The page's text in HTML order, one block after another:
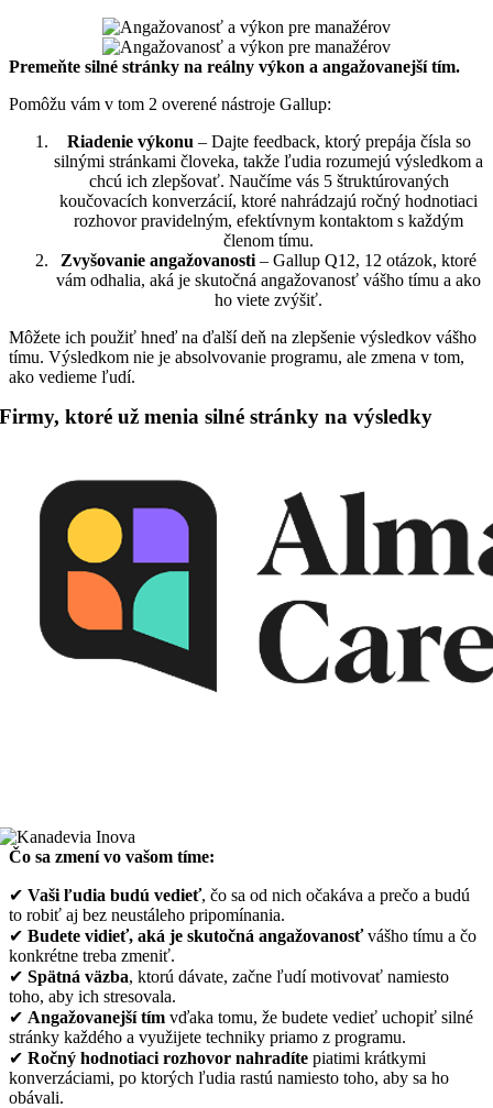
Premeňte silné stránky na reálny výkon a angažovanejší tím.
Pomôžu vám v tom 2 overené nástroje Gallup:
Riadenie výkonu – Dajte feedback, ktorý prepája čísla so
silnými stránkami človeka, takže ľudia rozumejú výsledkom a
chcú ich zlepšovať. Naučíme vás 5 štruktúrovaných
koučovacích konverzácií, ktoré nahrádzajú ročný hodnotiaci
rozhovor pravidelným, efektívnym kontaktom s každým
členom tímu.
Zvyšovanie angažovanosti – Gallup Q12, 12 otázok, ktoré
vám odhalia, aká je skutočná angažovanosť vášho tímu a ako
ho viete zvýšiť.
Môžete ich použiť hneď na ďalší deň na zlepšenie výsledkov vášho
tímu. Výsledkom nie je absolvovanie programu, ale zmena v tom,
ako vedieme ľudí.
Firmy, ktoré už menia silné stránky na výsledky
Čo sa zmení vo vašom tíme:
✔ Vaši ľudia budú vedieť, čo sa od nich očakáva a prečo a budú
to robiť aj bez neustáleho pripomínania.
✔ Budete vidieť, aká je skutočná angažovanosťvášho tímu a čo
konkrétne treba zmeniť.
✔ Spätná väzba, ktorú dávate, začne ľudí motivovať namiesto
toho, aby ich stresovala.
✔ Angažovanejší tím vďaka tomu, že budete vedieť uchopiť silné
stránky každého a využijete techniky priamo z programu.
✔ Ročný hodnotiaci rozhovor nahradíte piatimi krátkymi
konverzáciami, po ktorých ľudia rastú namiesto toho, aby sa ho
obávali.